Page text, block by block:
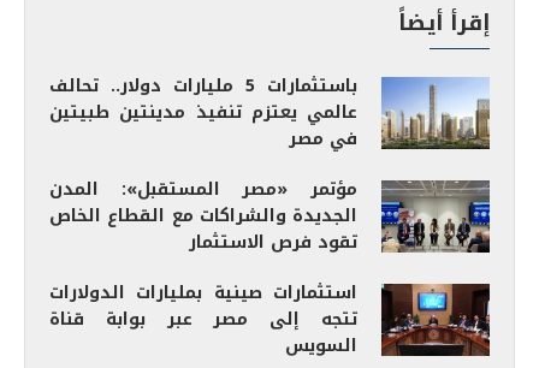
إقرأ أيضاً
باستثمارات 5 مليارات دولار.. تحالف
عالمي يعتزم تنفيذ مدينتين طبيتين
في مصر
مؤتمر «مصر المستقبل»: المدن
الجديدة والشراكات مع القطاع الخاص
تقود فرص الاستثمار
استثمارات صينية بمليارات الدولارات
تتجه إلى مصر عبر بوابة قناة
السويس